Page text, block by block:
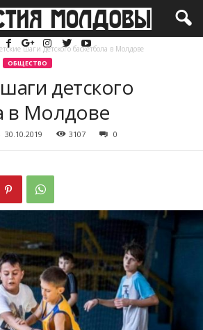
шаги детского баскетбола в Молдове
ОБЩЕСТВО
детского
в Молдове
30.10.2019 3107 0